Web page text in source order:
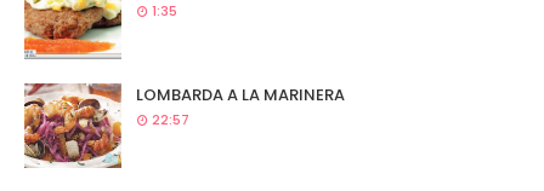
1:35
LOMBARDA A LA MARINERA
22:57